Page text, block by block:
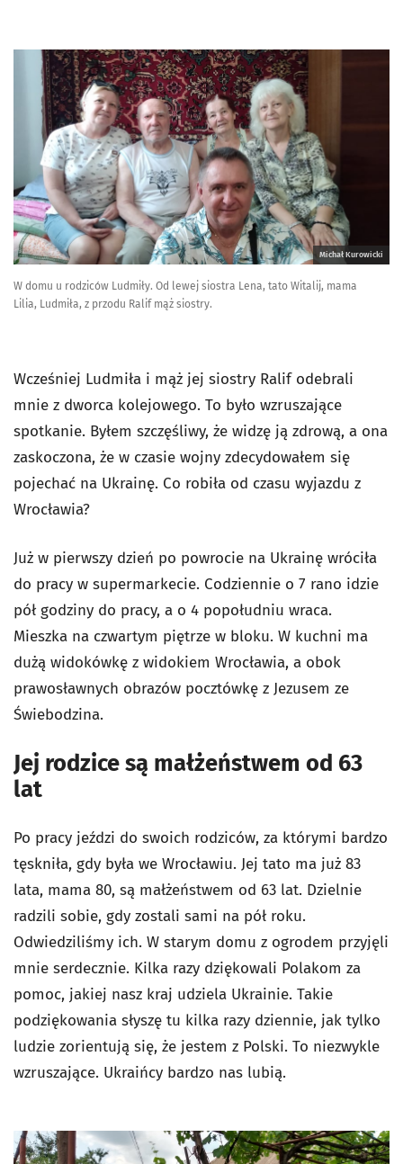
Michał Kurowicki
W domu u rodziców Ludmiły. Od lewej siostra Lena, tato Witalij, mama
Lilia, Ludmiła, z przodu Ralif mąż siostry.
Wcześniej Ludmiła i mąż jej siostry Ralif odebrali
mnie z dworca kolejowego. To było wzruszające
spotkanie. Byłem szczęśliwy, że widzę ją zdrową, a ona
zaskoczona, że w czasie wojny zdecydowałem się
pojechać na Ukrainę. Co robiła od czasu wyjazdu z
Wrocławia?
Już w pierwszy dzień po powrocie na Ukrainę wróciła
do pracy w supermarkecie. Codziennie o 7 rano idzie
pół godziny do pracy, a o 4 popołudniu wraca.
Mieszka na czwartym piętrze w bloku. W kuchni ma
dużą widokówkę z widokiem Wrocławia, a obok
prawosławnych obrazów pocztówkę z Jezusem ze
Świebodzina.
Jej rodzice są małżeństwem od 63
lat
Po pracy jeździ do swoich rodziców, za którymi bardzo
tęskniła, gdy była we Wrocławiu. Jej tato ma już 83
lata, mama 80, są małżeństwem od 63 lat. Dzielnie
radzili sobie, gdy zostali sami na pół roku.
Odwiedziliśmy ich. W starym domu z ogrodem przyjęli
mnie serdecznie. Kilka razy dziękowali Polakom za
pomoc, jakiej nasz kraj udziela Ukrainie. Takie
podziękowania słyszę tu kilka razy dziennie, jak tylko
ludzie zorientują się, że jestem z Polski. To niezwykle
wzruszające. Ukraińcy bardzo nas lubią.